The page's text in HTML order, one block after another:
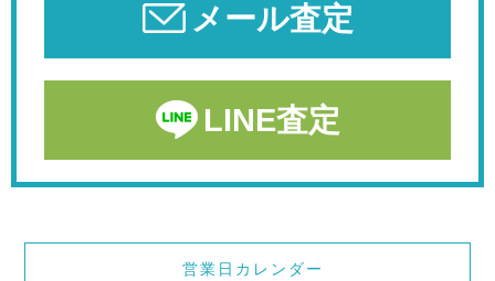
メール査定
LINE査定
営業日カレンダー